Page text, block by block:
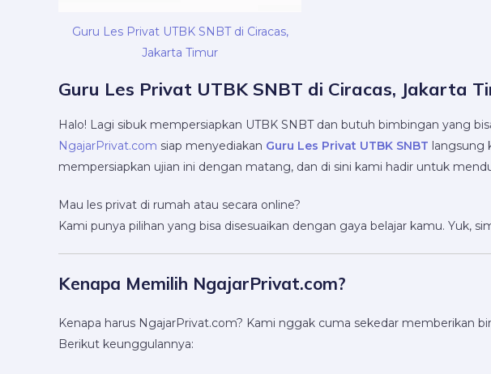
Guru Les Privat UTBK SNBT di Ciracas,
Jakarta Timur
Guru Les Privat UTBK SNBT di Ciracas, Jakarta
Halo! Lagi sibuk mempersiapkan UTBK SNBT dan butuh bimbingan yang
NgajarPrivat.com siap menyediakan Guru Les Privat UTBK SNBT langsung
mempersiapkan ujian ini dengan matang, dan di sini kami hadir untuk
Mau les privat di rumah atau secara online?
Kami punya pilihan yang bisa disesuaikan dengan gaya belajar kamu. Yuk,
Kenapa Memilih NgajarPrivat.com?
Kenapa harus NgajarPrivat.com? Kami nggak cuma sekedar memberikan
Berikut keunggulannya: